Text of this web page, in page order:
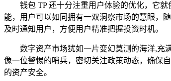
钱包 TP 还十分注重用户体验的优化，它
能，用户可以如同拥有一双洞察市场的慧眼，
及时通知用户，方便用户精准把握投资时机。
数字资产市场犹如一片变幻莫测的海洋,充
像一位警惕的哨兵，密切关注政策动态，确保
的资产安全。